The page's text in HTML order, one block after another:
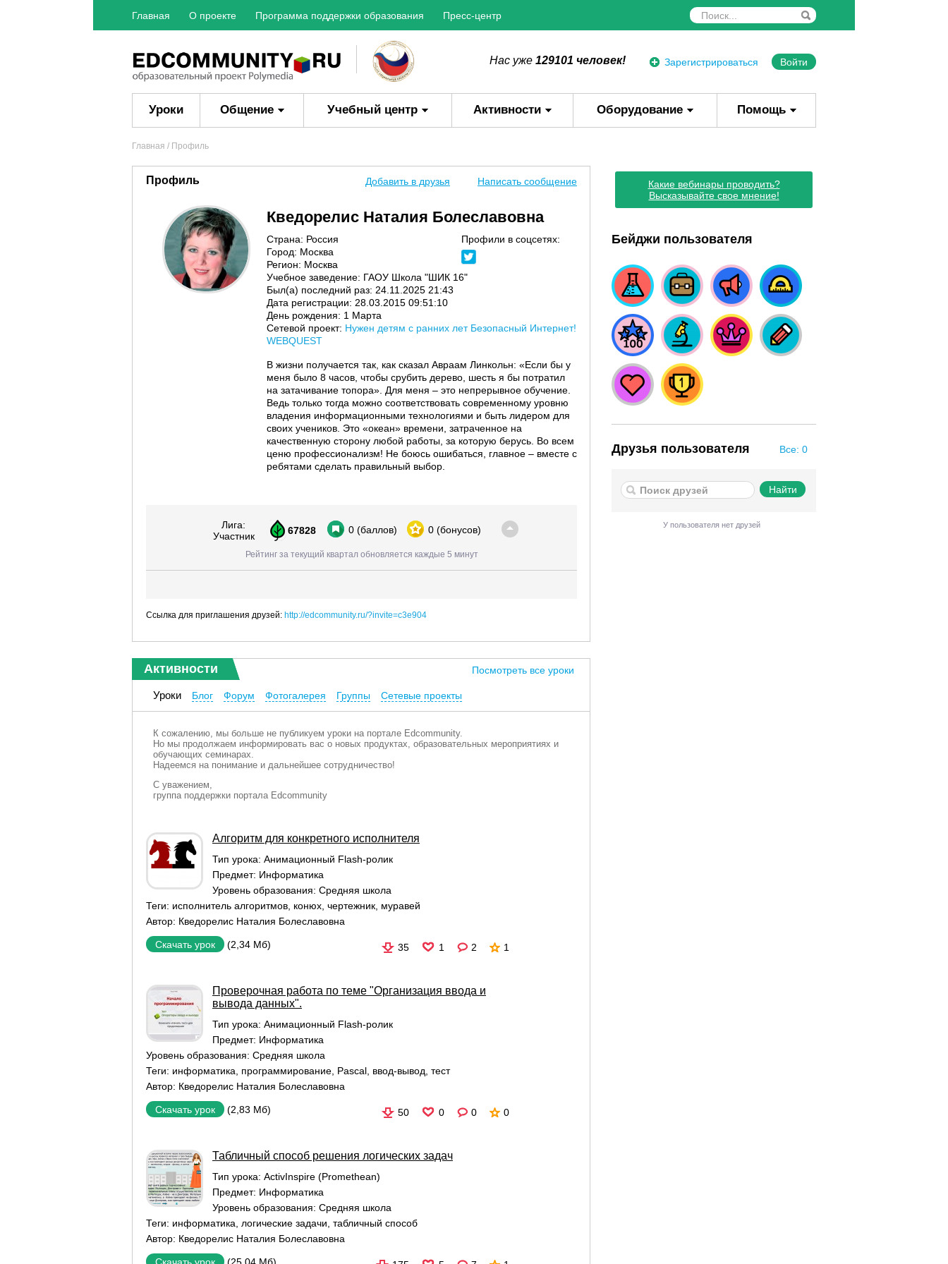
Главная О проекте Программа поддержки образования Пресс-центр
Зарегистрироваться Войти
Нас уже 129101 человек!
Уроки Общение Учебный центр Активности Оборудование Помощь
Главная / Профиль
Профиль Добавить в друзья Написать сообщение
Кведорелис Наталия Болеславовна
Профили в соцсетях:
Страна: Россия
Город: Москва
Регион: Москва
Учебное заведение: ГАОУ Школа "ШИК 16"
Был(а) последний раз: 24.11.2025 21:43
Дата регистрации: 28.03.2015 09:51:10
День рождения: 1 Марта
Сетевой проект: Нужен детям с ранних лет Безопасный Интернет!
WEBQUEST
В жизни получается так, как сказал Авраам Линкольн: «Если бы у
меня было 8 часов, чтобы срубить дерево, шесть я бы потратил
на затачивание топора». Для меня – это непрерывное обучение.
Ведь только тогда можно соответствовать современному уровню
владения информационными технологиями и быть лидером для
своих учеников. Это «океан» времени, затраченное на
качественную сторону любой работы, за которую берусь. Во всем
ценю профессионализм! Не боюсь ошибаться, главное – вместе с
ребятами сделать правильный выбор.
Лига:
Участник
67828 0 (баллов) 0 (бонусов)
Рейтинг за текущий квартал обновляется каждые 5 минут
Ссылка для приглашения друзей: http://edcommunity.ru/?invite=c3e904
Активности Посмотреть все уроки
Уроки Блог Форум Фотогалерея Группы Сетевые проекты
К сожалению, мы больше не публикуем уроки на портале Edcommunity.
Но мы продолжаем информировать вас о новых продуктах, образовательных мероприятиях и
обучающих семинарах.
Надеемся на понимание и дальнейшее сотрудничество!
С уважением,
группа поддержки портала Edcommunity
Алгоритм для конкретного исполнителя
Тип урока: Aнимационный Flash-ролик
Предмет: Информатика
Уровень образования: Средняя школа
Теги: исполнитель алгоритмов конюх чертежник муравей
Автор: Кведорелис Наталия Болеславовна
Скачать урок (2,34 Мб) 35 1 2 1
Проверочная работа по теме "Организация ввода и
вывода данных".
Тип урока: Aнимационный Flash-ролик
Предмет: Информатика
Уровень образования: Средняя школа
Теги: информатика программирование Pascal ввод-вывод тест
Автор: Кведорелис Наталия Болеславовна
Скачать урок (2,83 Мб) 50 0 0 0
Табличный способ решения логических задач
Тип урока: ActivInspire (Promethean)
Предмет: Информатика
Уровень образования: Средняя школа
Теги: информатика логические задачи табличный способ
Автор: Кведорелис Наталия Болеславовна
(25,04 Мб)
Какие вебинары проводить?
Высказывайте свое мнение!
Бейджи пользователя
Все: 0
Друзья пользователя
У пользователя нет друзей